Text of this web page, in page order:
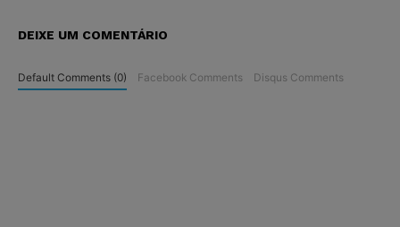
DEIXE UM COMENTÁRIO
Default Comments (0) Facebook Comments Disqus Comments